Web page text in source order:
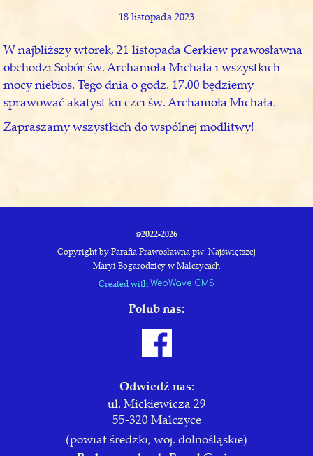
18 listopada 2023
W najbliższy wtorek, 21 listopada Cerkiew prawosławna
obchodzi Sobór św. Archanioła Michała i wszystkich
mocy niebios. Tego dnia o godz. 17.00 będziemy
sprawować akatyst ku czci św. Archanioła Michała.
Zapraszamy wszystkich do wspólnej modlitwy!
@2022-2026
Copyright by Parafia Prawosławna pw. Najświętszej
Maryi Bogarodzicy w Malczycach
Created with WebWave CMS
Polub nas:
Odwiedź nas:
ul. Mickiewicza 29
55-320 Malczyce
(powiat średzki, woj. dolnośląskie)